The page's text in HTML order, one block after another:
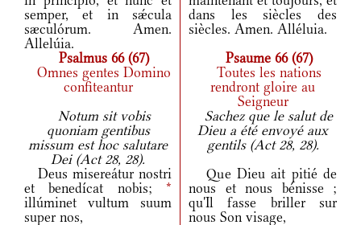
semper, et in sǽcula
sæculórum. Amen.
Allelúia.
dans les siècles des
siècles. Amen. Alléluia.
Psalmus 66 (67)
Psaume 66 (67)
Omnes gentes Domino
confiteantur
Toutes les nations
rendront gloire au
Seigneur
Notum sit vobis
quoniam gentibus
missum est hoc salutare
Dei (Act 28, 28).
Sachez que le salut de
Dieu a été envoyé aux
gentils (Act 28, 28).
Deus misereátur nostri
et benedícat nobis; *
illúminet vultum suum
super nos,
Que Dieu ait pitié de
nous et nous bénisse ;
qu'Il fasse briller sur
nous Son visage,